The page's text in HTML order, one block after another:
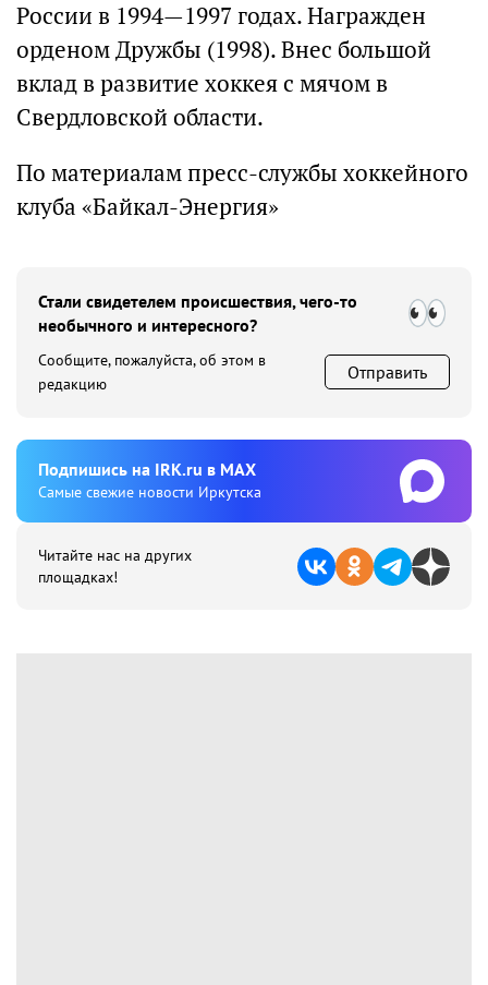
России в 1994—1997 годах. Награжден
орденом Дружбы (1998). Внес большой
вклад в развитие хоккея с мячом в
Свердловской области.
По материалам пресс-службы хоккейного
клуба «Байкал-Энергия»
Стали свидетелем происшествия, чего-то
необычного и интересного?
Сообщите, пожалуйста, об этом в
редакцию
Отправить
Подпишиcь на IRK.ru в MAX
Cамые свежие новости Иркутска
Читайте нас на других
площадках!